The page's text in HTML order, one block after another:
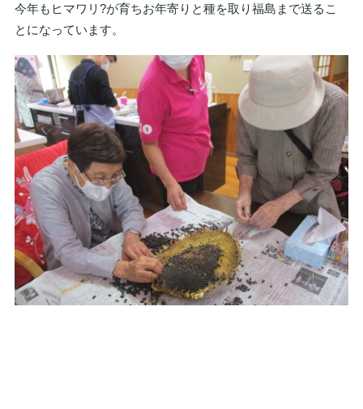
今年もヒマワリ?が育ちお年寄りと種を取り福島まで送るこ
とになっています。